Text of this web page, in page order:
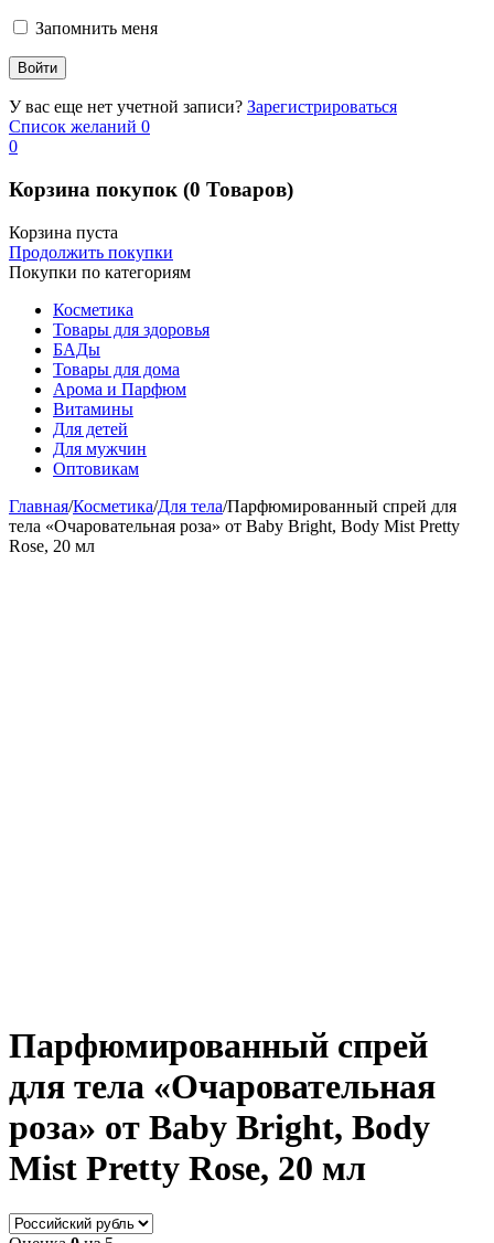
Запомнить меня
У вас еще нет учетной записи? Зарегистрироваться
Список желаний 0
0
Корзина покупок (0 Товаров)
Корзина пуста
Продолжить покупки
Покупки по категориям
Косметика
Товары для здоровья
БАДы
Товары для дома
Арома и Парфюм
Витамины
Для детей
Для мужчин
Оптовикам
Главная/Косметика/Для тела/Парфюмированный спрей для
тела «Очаровательная роза» от Baby Bright, Body Mist Pretty
Rose, 20 мл
Парфюмированный спрей
для тела «Очаровательная
роза» от Baby Bright, Body
Mist Pretty Rose, 20 мл